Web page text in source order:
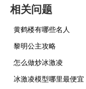
相关问题
黄鹤楼有哪些名人
黎明公主攻略
怎么做炒冰激凌
冰激凌模型哪里最便宜